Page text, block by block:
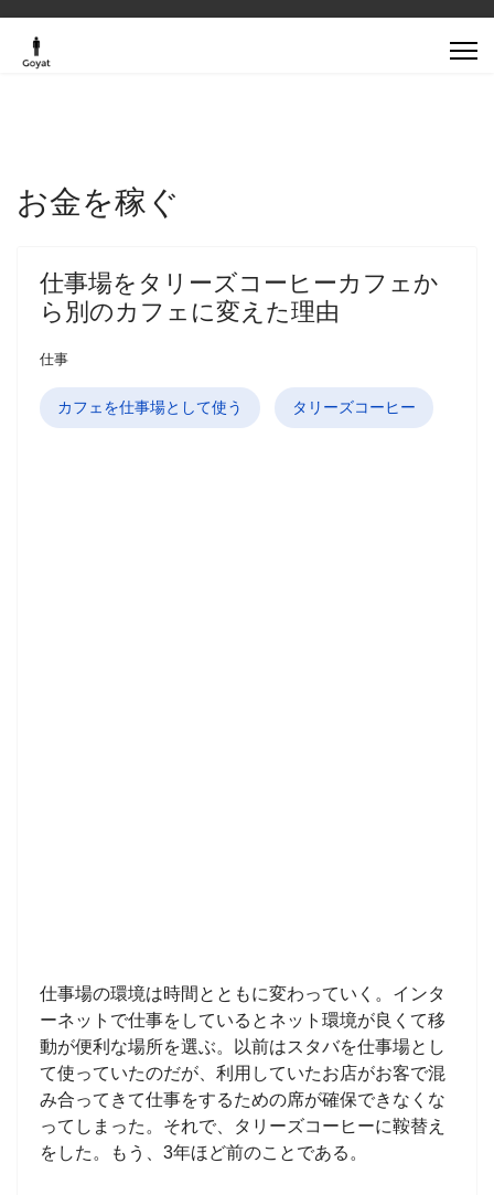
お金を稼ぐ
仕事場をタリーズコーヒーカフェか
ら別のカフェに変えた理由
仕事
カフェを仕事場として使う タリーズコーヒー
仕事場の環境は時間とともに変わっていく。インタ
ーネットで仕事をしているとネット環境が良くて移
動が便利な場所を選ぶ。以前はスタバを仕事場とし
て使っていたのだが、利用していたお店がお客で混
み合ってきて仕事をするための席が確保できなくな
ってしまった。それで、タリーズコーヒーに鞍替え
をした。もう、3年ほど前のことである。